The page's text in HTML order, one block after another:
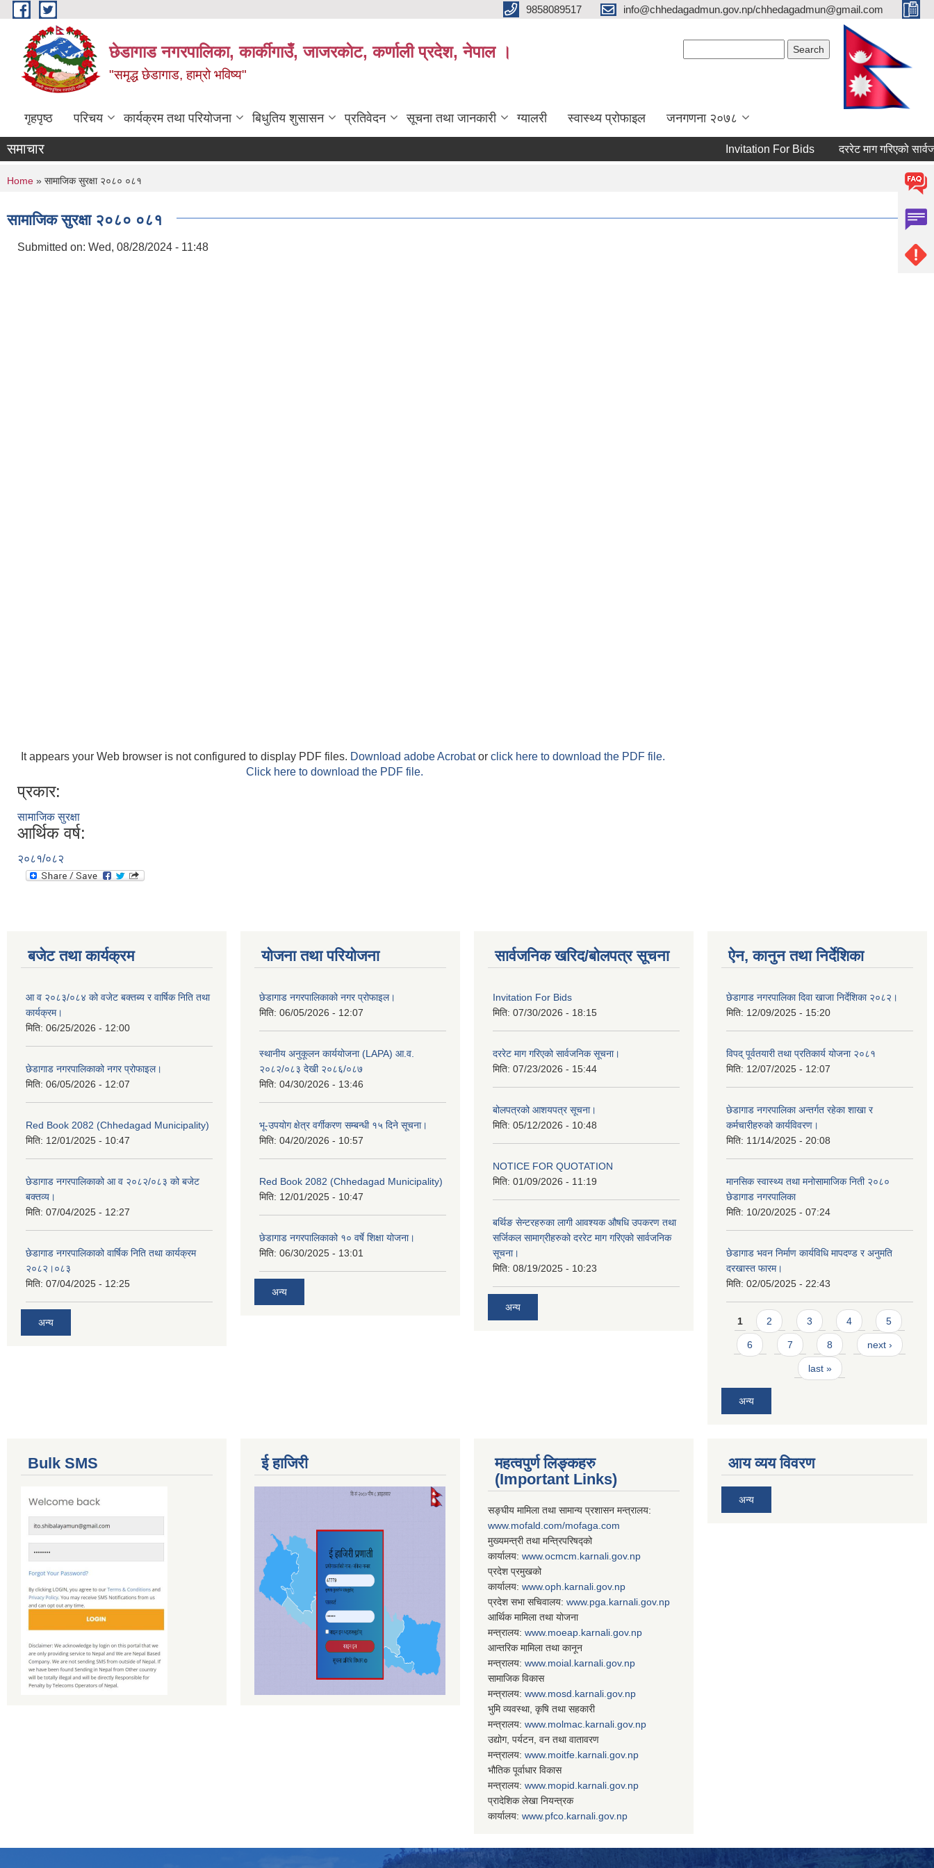
Skip to main content 9858089517 info@chhedagadmun.gov.np/chhedagadmun@gmail.com
छेडागाड नगरपालिका, कार्कीगाउँ, जाजरकाेट, कर्णाली प्रदेश, नेपाल ।
"समृद्ध छेडागाड, हाम्रो भविष्य"
गृहपृष्ठ परिचय कार्यक्रम तथा परियोजना बिधुतिय शुसासन प्रतिवेदन सूचना तथा जानकारी ग्यालरी स्वास्थ्य प्रोफाइल जनगणना २०७८
समाचार Invitation For Bids दररेट माग गरिएको सार्वजनिक
You are here
Home » सामाजिक सुरक्षा २०८० ०८१
सामाजिक सुरक्षा २०८० ०८१
Submitted on: Wed, 08/28/2024 - 11:48
It appears your Web browser is not configured to display PDF files. Download adobe Acrobator click here to download the PDF file.
Click here to download the PDF file.
प्रकार:
सामाजिक सुरक्षा
आर्थिक वर्ष:
२०८१/०८२
बजेट तथा कार्यक्रम
आ व २०८३/०८४ को वजेट बक्तब्य र वार्षिक निति तथा
कार्यक्रम।
मिति: 06/25/2026 - 12:00
छेडागाड नगरपालिकाको नगर प्रोफाइल।
मिति: 06/05/2026 - 12:07
Red Book 2082 (Chhedagad Municipality)
मिति: 12/01/2025 - 10:47
छेडागाड नगरपालिकाको आ व २०८२/०८३ को बजेट
बक्तव्य।
मिति: 07/04/2025 - 12:27
छेडागाड नगरपालिकाको वार्षिक निति तथा कार्यक्रम
२०८२।०८३
मिति: 07/04/2025 - 12:25
अन्य
योजना तथा परियोजना
छेडागाड नगरपालिकाको नगर प्रोफाइल।
मिति: 06/05/2026 - 12:07
स्थानीय अनुकूलन कार्ययोजना (LAPA) आ.व.
२०८२/०८३ देखी २०८६/०८७
मिति: 04/30/2026 - 13:46
भू-उपयोग क्षेत्र वर्गीकरण सम्बन्धी १५ दिने सूचना।
मिति: 04/20/2026 - 10:57
Red Book 2082 (Chhedagad Municipality)
मिति: 12/01/2025 - 10:47
छेडागाड नगरपालिकाको १० वर्षे शिक्षा योजना।
मिति: 06/30/2025 - 13:01
अन्य
सार्वजनिक खरिद/बोलपत्र सूचना
Invitation For Bids
मिति: 07/30/2026 - 18:15
दररेट माग गरिएको सार्वजनिक सूचना।
मिति: 07/23/2026 - 15:44
बोलपत्रको आशयपत्र सूचना।
मिति: 05/12/2026 - 10:48
NOTICE FOR QUOTATION
मिति: 01/09/2026 - 11:19
बर्थिङ सेन्टरहरुका लागी आवश्यक औषधि उपकरण तथा
सर्जिकल सामाग्रीहरुको दररेट माग गरिएको सार्वजनिक
सूचना।
मिति: 08/19/2025 - 10:23
अन्य
ऐन, कानुन तथा निर्देशिका
छेडागाड नगरपालिका दिवा खाजा निर्देशिका २०८२।
मिति: 12/09/2025 - 15:20
विपद् पूर्वतयारी तथा प्रतिकार्य योजना २०८१
मिति: 12/07/2025 - 12:07
छेडागाड नगरपालिका अन्तर्गत रहेका शाखा र
कर्मचारीहरुको कार्यविवरण।
मिति: 11/14/2025 - 20:08
मानसिक स्वास्थ्य तथा मनोसामाजिक निती २०८०
छेडागाड नगरपालिका
मिति: 10/20/2025 - 07:24
छेडागाड भवन निर्माण कार्यविधि मापदण्ड र अनुमति
दरखास्त फारम।
मिति: 02/05/2025 - 22:43
Pages
1 2 3 4 5
6 7 8 next ›
last »
अन्य
Bulk SMS ई हाजिरी
महत्वपुर्ण लिङ्कहरु
(Important Links)
सङ्घीय मामिला तथा सामान्य प्रशासन मन्त्रालय:
www.mofald.com/mofaga.com
मुख्यमन्त्री तथा मन्त्रिपरिषद्को
कार्यालय: www.ocmcm.karnali.gov.np
प्रदेश प्रमुखको
कार्यालय: www.oph.karnali.gov.np
प्रदेश सभा सचिवालय: www. pga.karnali.gov.np
आर्थिक मामिला तथा योजना
मन्त्रालय: www. moeap.karnali.gov.np
आन्तरिक मामिला तथा कानून
मन्त्रालय: www. moial.karnali.gov.np
सामाजिक विकास
मन्त्रालय: www. mosd.karnali.gov.np
भुमि व्यवस्था, कृषि तथा सहकारी
मन्त्रालय: www. molmac.karnali.gov.np
उद्योग, पर्यटन, वन तथा वातावरण
मन्त्रालय: www. moitfe.karnali.gov.np
भौतिक पूर्वाधार विकास
मन्त्रालय: www. mopid.karnali.gov.np
प्रादेशिक लेखा नियन्त्रक
कार्यालय: www. pfco.karnali.gov.np
आय व्यय विवरण
अन्य